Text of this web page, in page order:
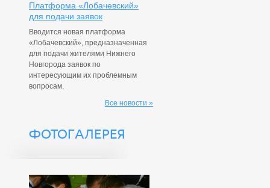
Платформа «Лобачевский»
для подачи заявок
Вводится новая платформа
«Лобачевский», предназначенная
для подачи жителями Нижнего
Новгорода заявок по
интересующим их проблемным
вопросам.
Все новости »
ФОТОГАЛЕРЕЯ